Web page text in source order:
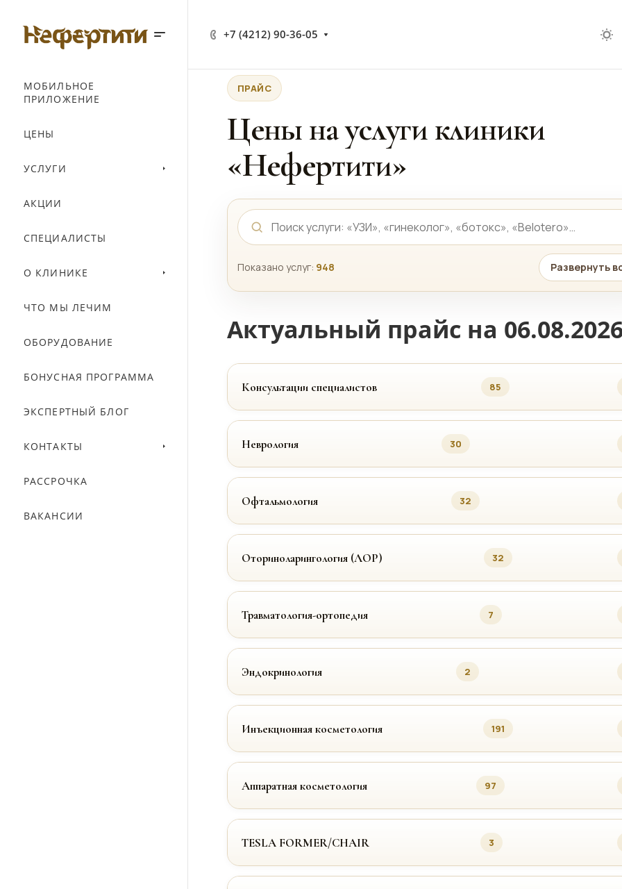
+7 (4212) 90-36-05
МОБИЛЬНОЕ
ПРИЛОЖЕНИЕ
ЦЕНЫ
УСЛУГИ
АКЦИИ
СПЕЦИАЛИСТЫ
О КЛИНИКЕ
ЧТО МЫ ЛЕЧИМ
ОБОРУДОВАНИЕ
БОНУСНАЯ ПРОГРАММА
ЭКСПЕРТНЫЙ БЛОГ
КОНТАКТЫ
РАССРОЧКА
ВАКАНСИИ
ПРАЙС
Цены на услуги клиники
«Нефертити»
Показано услуг: 948 Развернуть
Актуальный прайс на
Консультации специалистов 85
Неврология 30
Офтальмология 32
Оториноларингология (ЛОР) 32
Травматология-ортопедия 7
Эндокринология 2
Инъекционная косметология 191
Аппаратная косметология 97
TESLA FORMER/CHAIR 3